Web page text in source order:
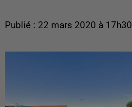
Publié : 22 mars 2020 à 17h30